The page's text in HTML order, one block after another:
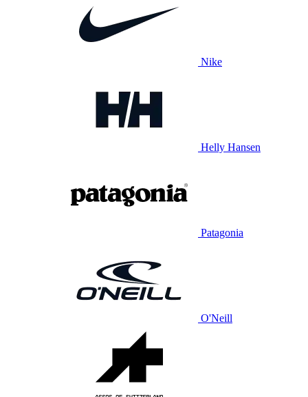
Nike
Helly Hansen
Patagonia
O'Neill